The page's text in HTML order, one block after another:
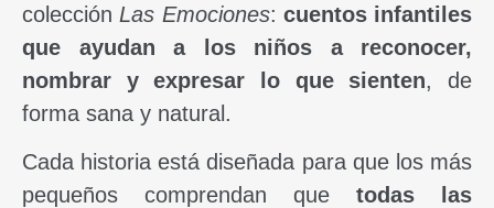
colección Las Emociones: cuentos infantiles
que ayudan a los niños a reconocer,
nombrar y expresar lo que sienten, de
forma sana y natural.
Cada historia está diseñada para que los más
pequeños comprendan que todas las